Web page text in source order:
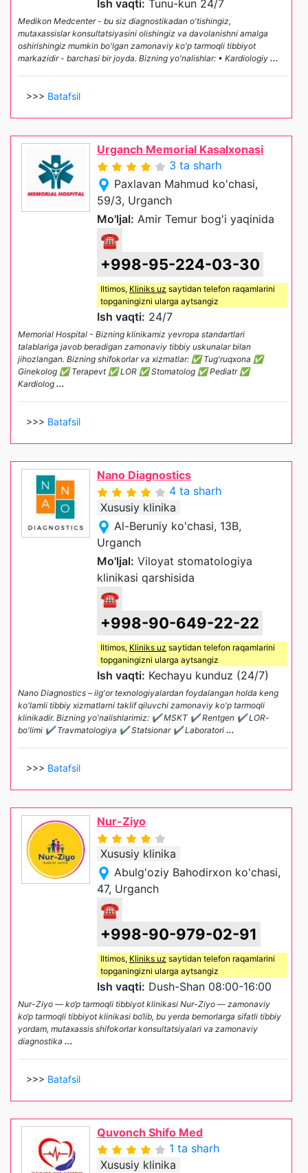
Ish vaqti: Tunu-kun 24/7
Medikon Medcenter - bu siz diagnostikadan o'tishingiz,
mutaxassislar konsultatsiyasini olishingiz va davolanishni amalga
oshirishingiz mumkin bo'lgan zamonaviy ko'p tarmoqli tibbiyot
markazidir - barchasi bir joyda. Bizning yo'nalishlar: • Kardiologiy ...
>>> Batafsil
Urganch Memorial Kasalxonasi
3 ta sharh
Paxlavan Mahmud ko'chasi,
59/3, Urganch
Mo'ljal: Amir Temur bog'i yaqinida
☎
+998-95-224-03-30
Iltimos, Kliniks uz saytidan telefon raqamlarini
topganingizni ularga aytsangiz
Ish vaqti: 24/7
Memorial Hospital - Bizning klinikamiz yevropa standartlari
talablariga javob beradigan zamonaviy tibbiy uskunalar bilan
jihozlangan. Bizning shifokorlar va xizmatlar: ✅ Tug'ruqxona ✅
Ginekolog ✅ Terapevt ✅ LOR ✅ Stomatolog ✅ Pediatr ✅
Kardiolog ...
>>> Batafsil
Nano Diagnostics
4 ta sharh
Xususiy klinika
Al-Beruniy ko'chasi, 13B,
Urganch
Mo'ljal: Viloyat stomatologiya
klinikasi qarshisida
☎
+998-90-649-22-22
Iltimos, Kliniks uz saytidan telefon raqamlarini
topganingizni ularga aytsangiz
Ish vaqti: Kechayu kunduz (24/7)
Nano Diagnostics – ilg'or texnologiyalardan foydalangan holda keng
ko'lamli tibbiy xizmatlarni taklif qiluvchi zamonaviy ko'p tarmoqli
klinikadir. Bizning yo'nalishlarimiz: ✔ MSKT ✔ Rentgen ✔ LOR-
bo'limi ✔ Travmatologiya ✔ Statsionar ✔ Laboratori ...
>>> Batafsil
Nur-Ziyo
Xususiy klinika
Abulg'oziy Bahodirxon ko'chasi,
47, Urganch
☎
+998-90-979-02-91
Iltimos, Kliniks uz saytidan telefon raqamlarini
topganingizni ularga aytsangiz
Ish vaqti: Dush-Shan 08:00-16:00
Nur-Ziyo — ko‘p tarmoqli tibbiyot klinikasi Nur-Ziyo — zamonaviy
ko‘p tarmoqli tibbiyot klinikasi bo‘lib, bu yerda bemorlarga sifatli tibbiy
yordam, mutaxassis shifokorlar konsultatsiyalari va zamonaviy
diagnostika ...
>>> Batafsil
Quvonch Shifo Med
1 ta sharh
Xususiy klinika